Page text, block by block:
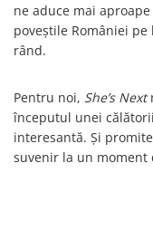
ne aduce mai
poveștile României
rând.
Pentru noi, She’s Next
începutul unei
interesantă. Și
suvenir la un moment